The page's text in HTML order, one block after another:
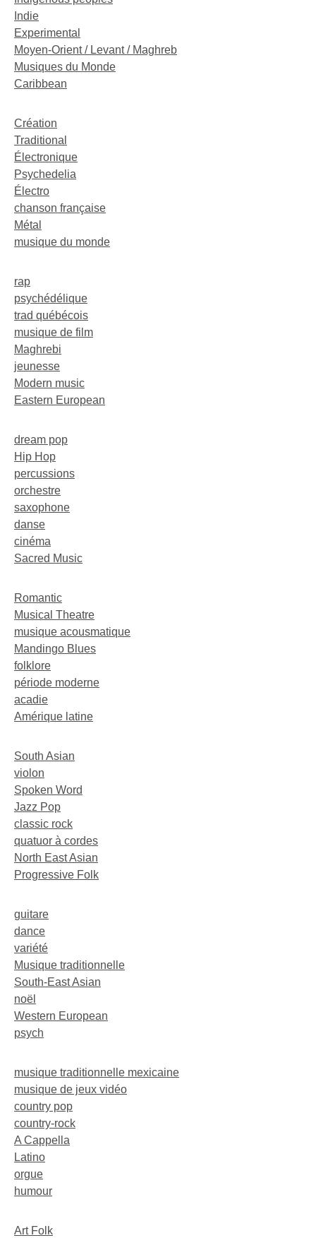
Indie
Experimental
Moyen-Orient / Levant / Maghreb
Musiques du Monde
Caribbean
Création
Traditional
Électronique
Psychedelia
Électro
chanson française
Métal
musique du monde
rap
psychédélique
trad québécois
musique de film
Maghrebi
jeunesse
Modern music
Eastern European
dream pop
Hip Hop
percussions
orchestre
saxophone
danse
cinéma
Sacred Music
Romantic
Musical Theatre
musique acousmatique
Mandingo Blues
folklore
période moderne
acadie
Amérique latine
South Asian
violon
Spoken Word
Jazz Pop
classic rock
quatuor à cordes
North East Asian
Progressive Folk
guitare
dance
variété
Musique traditionnelle
South-East Asian
noël
Western European
psych
musique traditionnelle mexicaine
musique de jeux vidéo
country pop
country-rock
A Cappella
Latino
orgue
humour
Art Folk